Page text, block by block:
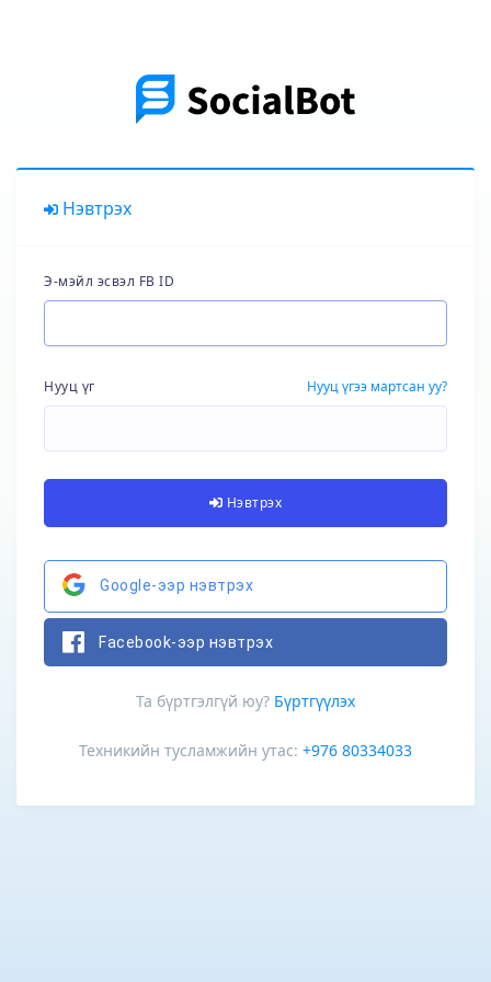
Нэвтрэх
Э-мэйл эсвэл FB ID
Нууц үг Нууц үгээ мартсан уу?
Нэвтрэх
Google-ээр нэвтрэх
Facebook-ээр нэвтрэх
Та бүртгэлгүй юу? Бүртгүүлэх
Техникийн тусламжийн утас: +976 80334033